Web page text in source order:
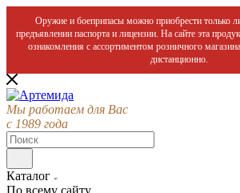
Оружие и боеприпасы можно приобрести только
предъявлении паспорта и лицензии. На сайте эта
ознакомления с ассортиментом розничного
дистанционно.
Мы работаем для Вас
с 1989 года
Каталог
По всему сайту